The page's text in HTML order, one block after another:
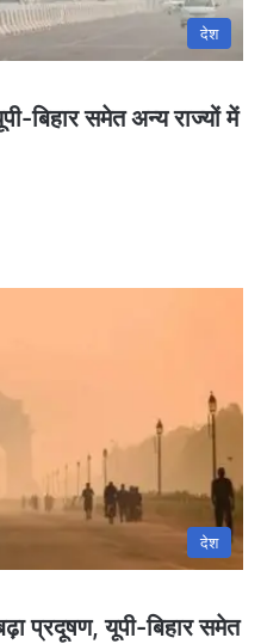
देश
बिहार समेत अन्य राज्यों में
देश
प्रदूषण, यूपी-बिहार समेत